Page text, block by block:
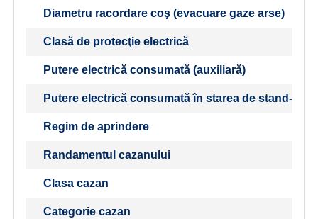
Diametru racordare coş (evacuare gaze arse)
Clasă de protecţie electrică
Putere electrică consumată (auxiliară)
Putere electrică consumată în starea de stand-by
Regim de aprindere
Randamentul cazanului
Clasa cazan
Categorie cazan